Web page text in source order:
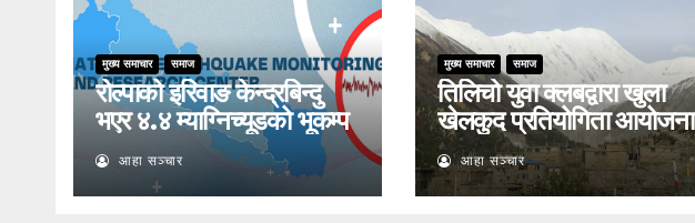
मुख्य समाचार समाज
रोल्पाको इरिवाङ केन्द्रबिन्दु
भएर ४.४ म्याग्निच्यूडको भूकम्प
आहा सञ्चार
मुख्य समाचार समाज
तिलिचो युवा क्लबद्वारा खुला
खेलकुद प्रतियोगिता आयोजना
आहा सञ्चार